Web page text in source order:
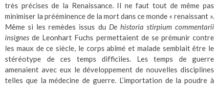
très précises de la Renaissance. Il ne faut tout de même pas
minimiser la prééminence de la mort dans ce monde « renaissant ».
Même si les remèdes issus du De historia stirpium commentarii
insignes de Leonhart Fuchs permettaient de se prémunir contre
les maux de ce siècle, le corps abîmé et malade semblait être le
stéréotype de ces temps difficiles. Les temps de guerre
amenaient avec eux le développement de nouvelles disciplines
telles que la médecine de guerre. L’importation de la poudre à